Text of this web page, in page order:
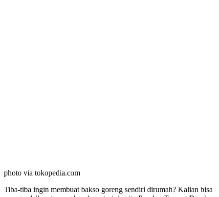
photo via tokopedia.com
Tiba-tiba ingin membuat bakso goreng sendiri dirumah? Kalian bisa